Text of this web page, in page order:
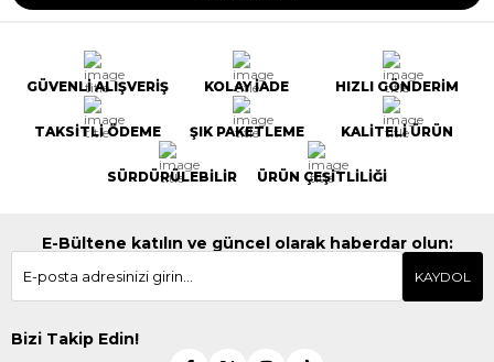
GÜVENLİ ALIŞVERİŞ KOLAY İADE HIZLI GÖNDERİM
TAKSİTLİ ÖDEME ŞIK PAKETLEME KALİTELİ ÜRÜN
SÜRDÜRÜLEBİLİR ÜRÜN ÇEŞİTLİLİĞİ
E-Bültene katılın ve güncel olarak haberdar olun:
KAYDOL
Bizi Takip Edin!